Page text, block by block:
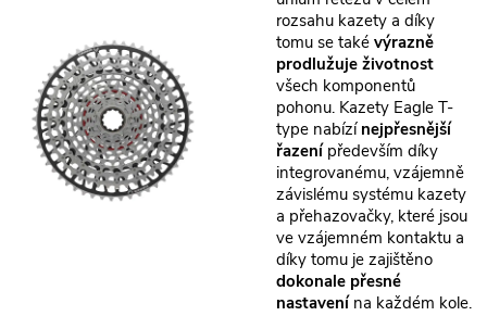
rozsahu kazety a díky
tomu se také výrazně
prodlužuje životnost
všech komponentů
pohonu. Kazety Eagle T-
type nabízí nejpřesnější
řazenípředevším díky
integrovanému, vzájemně
závislému systému kazety
a přehazovačky, které jsou
ve vzájemném kontaktu a
díky tomu je zajištěno
dokonale přesné
nastavenína každém kole.